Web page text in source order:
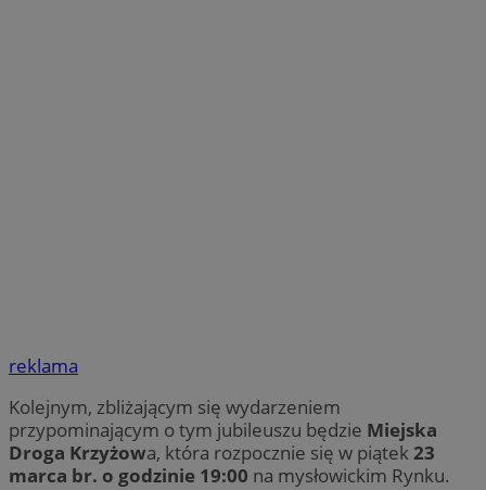
reklama
Kolejnym, zbliżającym się wydarzeniem
przypominającym o tym jubileuszu będzie Miejska
Droga Krzyżowa, która rozpocznie się w piątek23
marca br. o godzinie 19:00 na mysłowickim Rynku.